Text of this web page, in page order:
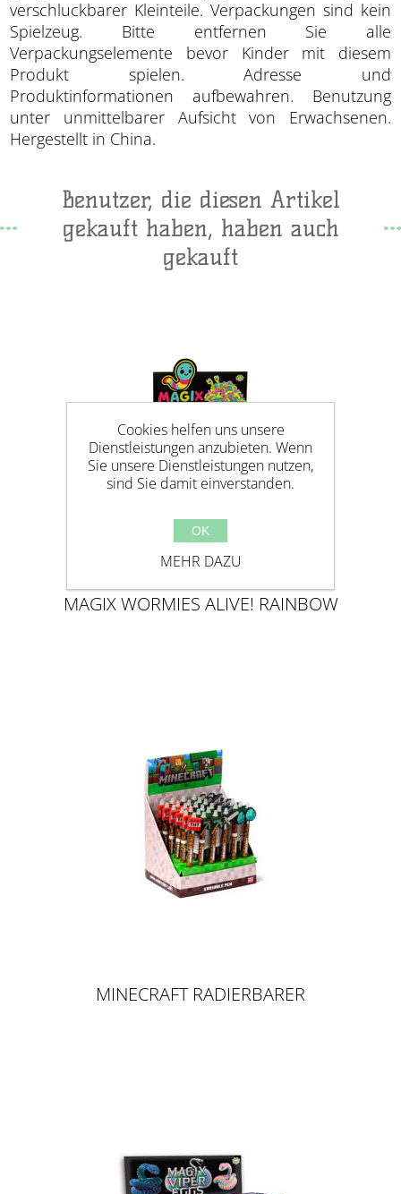
verschluckbarer Kleinteile. Verpackungen sind kein
Spielzeug. Bitte entfernen Sie alle
Verpackungselemente bevor Kinder mit diesem
Produkt spielen. Adresse und
Produktinformationen aufbewahren. Benutzung
unter unmittelbarer Aufsicht von Erwachsenen.
Hergestellt in China.
Benutzer, die diesen Artikel
gekauft haben, haben auch
gekauft
MAGIX WORMIES ALIVE! RAINBOW
MINECRAFT RADIERBARER
Cookies helfen uns unsere
Dienstleistungen anzubieten. Wenn
Sie unsere Dienstleistungen nutzen,
sind Sie damit einverstanden.
OK
MEHR DAZU